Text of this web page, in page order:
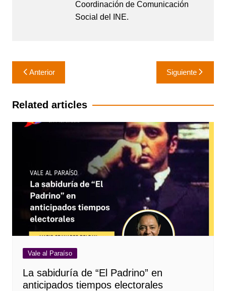
Coordinación de Comunicación
Social del INE.
Navegación
de
entradas
Anterior Siguiente
Related articles
Vale al Paraíso
La sabiduría de “El Padrino” en
anticipados tiempos electorales